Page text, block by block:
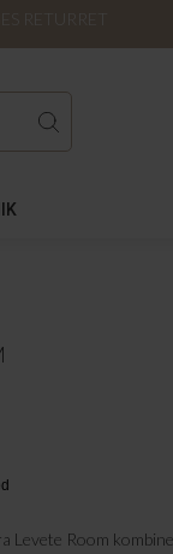
RETURRET
Levete Room